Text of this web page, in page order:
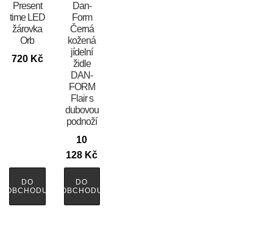
Present
time LED
žárovka
Orb
720 Kč
DO
OBCHODU
​​​​​Dan-
Form
Černá
kožená
jídelní
židle
DAN-
FORM
Flair s
dubovou
podnoží
10
128 Kč
DO
OBCHODU